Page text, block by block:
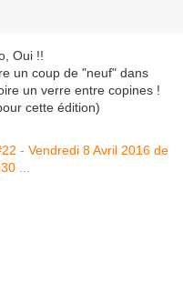
Oui !!
un coup de "neuf" dans
un verre entre copines !
cette édition)